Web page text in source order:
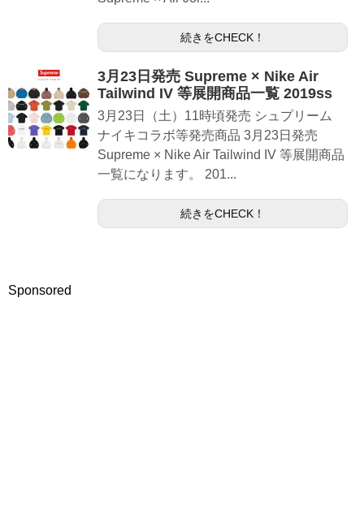
続きをCHECK！
3月23日発売 Supreme × Nike Air
Tailwind IV 等展開商品一覧 2019ss
3月23日（土）11時頃発売 シュプリーム
ナイキコラボ等発売商品 3月23日発売
Supreme × Nike Air Tailwind IV 等展開商品
一覧になります。 201...
続きをCHECK！
Sponsored